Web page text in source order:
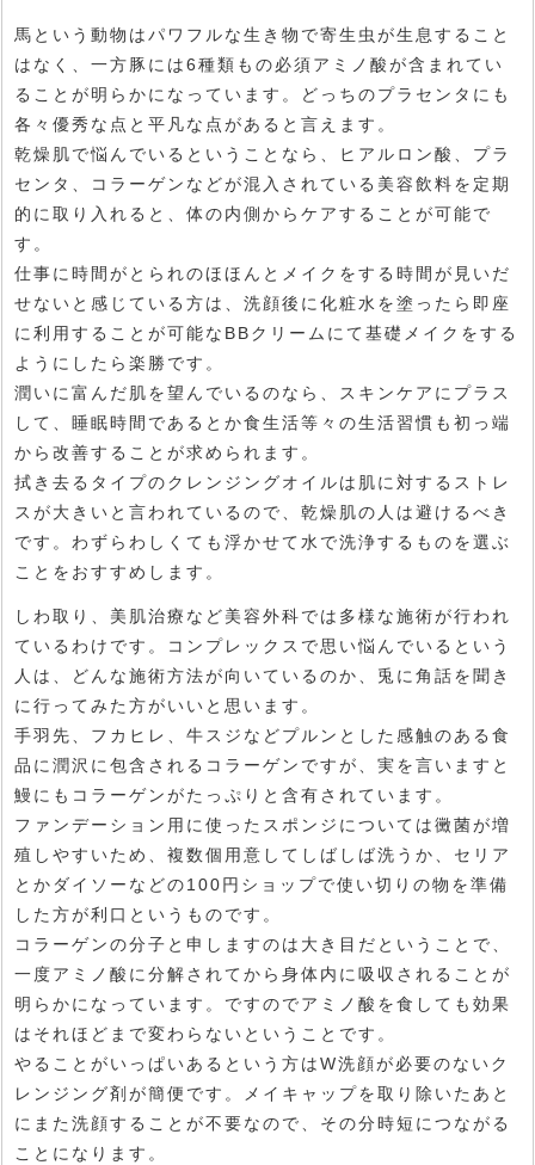
馬という動物はパワフルな生き物で寄生虫が生息すること
はなく、一方豚には6種類もの必須アミノ酸が含まれてい
ることが明らかになっています。どっちのプラセンタにも
各々優秀な点と平凡な点があると言えます。
乾燥肌で悩んでいるということなら、ヒアルロン酸、プラ
センタ、コラーゲンなどが混入されている美容飲料を定期
的に取り入れると、体の内側からケアすることが可能で
す。
仕事に時間がとられのほほんとメイクをする時間が見いだ
せないと感じている方は、洗顔後に化粧水を塗ったら即座
に利用することが可能なBBクリームにて基礎メイクをする
ようにしたら楽勝です。
潤いに富んだ肌を望んでいるのなら、スキンケアにプラス
して、睡眠時間であるとか食生活等々の生活習慣も初っ端
から改善することが求められます。
拭き去るタイプのクレンジングオイルは肌に対するストレ
スが大きいと言われているので、乾燥肌の人は避けるべき
です。わずらわしくても浮かせて水で洗浄するものを選ぶ
ことをおすすめします。
しわ取り、美肌治療など美容外科では多様な施術が行われ
ているわけです。コンプレックスで思い悩んでいるという
人は、どんな施術方法が向いているのか、兎に角話を聞き
に行ってみた方がいいと思います。
手羽先、フカヒレ、牛スジなどプルンとした感触のある食
品に潤沢に包含されるコラーゲンですが、実を言いますと
鰻にもコラーゲンがたっぷりと含有されています。
ファンデーション用に使ったスポンジについては黴菌が増
殖しやすいため、複数個用意してしばしば洗うか、セリア
とかダイソーなどの100円ショップで使い切りの物を準備
した方が利口というものです。
コラーゲンの分子と申しますのは大き目だということで、
一度アミノ酸に分解されてから身体内に吸収されることが
明らかになっています。ですのでアミノ酸を食しても効果
はそれほどまで変わらないということです。
やることがいっぱいあるという方はW洗顔が必要のないク
レンジング剤が簡便です。メイキャップを取り除いたあと
にまた洗顔することが不要なので、その分時短につながる
ことになります。